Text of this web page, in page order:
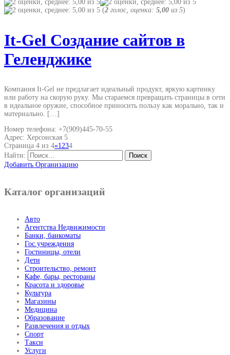
(2 голос, оценка: 5,00 из 5)
It-Gel Создание сайтов в
Геленджике
Компания It-Gel не предлагает идеальный продукт, яркую картинку
или работу на скорую руку. Мы стараемся превращать страницы в сети
в идеальное оружие, способное приносить пользу как морально, так и
материально. […]
Номер телефона: +7(909)445-70-55
Адрес: Херсонская 5
Страница 4 из 4«1 234
Найти:
Добавить Организацию
Каталог организаций
Авто
Агентства Недвижимости
Банки, банкоматы
Гос.учреждения
Гостиницы, отели
Дети
Строительство, ремонт
Кафе, бары, рестораны
Красота и здоровье
Культура
Магазины
Медицина
Образование
Развлечения и отдых
Спорт
Такси
Услуги